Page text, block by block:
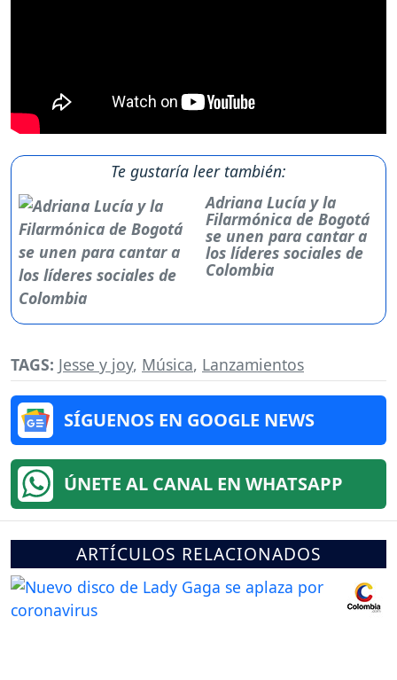
Te gustaría leer también:
Adriana Lucía y la
Filarmónica de Bogotá
se unen para cantar a
los líderes sociales de
Colombia
TAGS: Jesse y joy, Música, Lanzamientos
SÍGUENOS EN GOOGLE NEWS
ÚNETE AL CANAL EN WHATSAPP
ARTÍCULOS RELACIONADOS